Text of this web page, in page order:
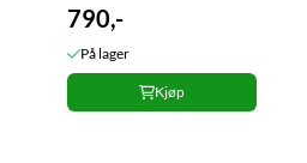
790,-
På lager
Kjøp